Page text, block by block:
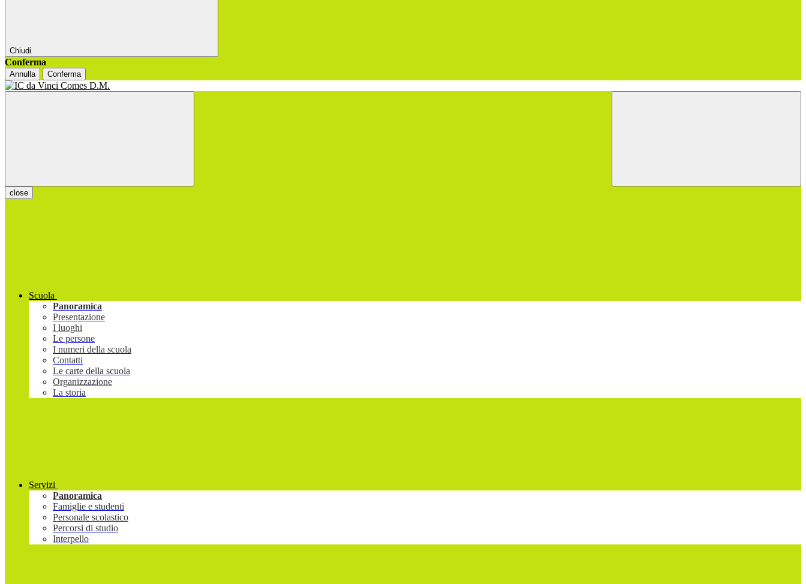
Chiudi
Conferma
Annulla Conferma
close
Scuola
Panoramica
Presentazione
I luoghi
Le persone
I numeri della scuola
Contatti
Le carte della scuola
Organizzazione
La storia
Servizi
Panoramica
Famiglie e studenti
Personale scolastico
Percorsi di studio
Interpello